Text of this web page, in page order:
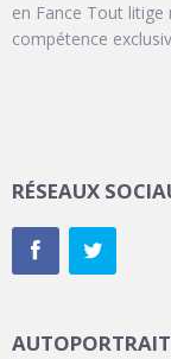
en Fance Tout litige
compétence
RÉSEAUX
AUTOPORTRAIT